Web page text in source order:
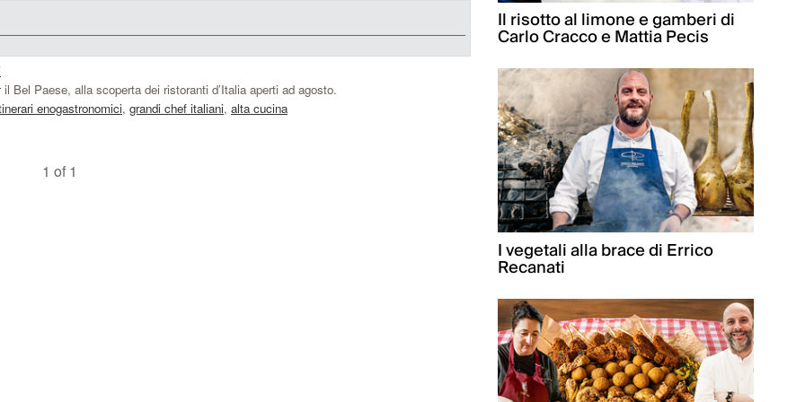
Bel Paese, alla scoperta dei ristoranti d’Italia aperti ad agosto.
enogastronomici, grandi chef italiani, alta cucina
1 of 1
Il risotto al limone e gamberi di
Carlo Cracco e Mattia Pecis
I vegetali alla brace di Errico
Recanati